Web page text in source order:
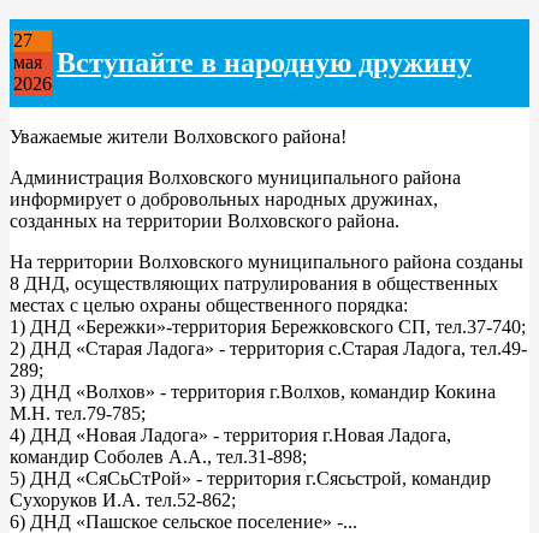
27
мая
2026
Вступайте в народную дружину
Уважаемые жители Волховского района!
Администрация Волховского муниципального района
информирует о добровольных народных дружинах,
созданных на территории Волховского района.
На территории Волховского муниципального района созданы
8 ДНД, осуществляющих патрулирования в общественных
местах с целью охраны общественного порядка:
1) ДНД «Бережки»-территория Бережковского СП, тел.37-740;
2) ДНД «Старая Ладога» - территория с.Старая Ладога, тел.49-
289;
3) ДНД «Волхов» - территория г.Волхов, командир Кокина
М.Н. тел.79-785;
4) ДНД «Новая Ладога» - территория г.Новая Ладога,
командир Соболев А.А., тел.31-898;
5) ДНД «СяСьСтРой» - территория г.Сясьстрой, командир
Сухоруков И.А. тел.52-862;
6) ДНД «Пашское сельское поселение» -...